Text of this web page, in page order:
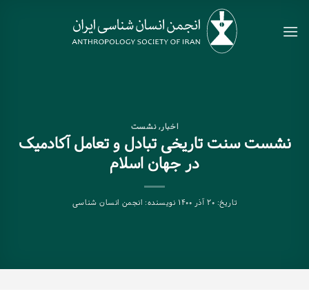
content
اخبار,نشست
نشست سنت تاریخی تبادل و تعامل آکادمیک
در جهان اسلام
تاریخ: ۲۰ آذر ۱۴۰۰ نویسنده: انجمن انسان شناسی